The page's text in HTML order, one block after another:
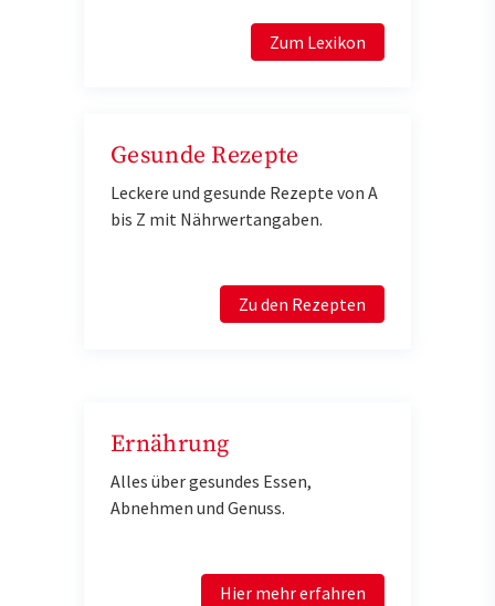
Zum Lexikon
Gesunde Rezepte
Leckere und gesunde Rezepte von A
bis Z mit Nährwertangaben.
Zu den Rezepten
Ernährung
Alles über gesundes Essen,
Abnehmen und Genuss.
Hier mehr erfahren